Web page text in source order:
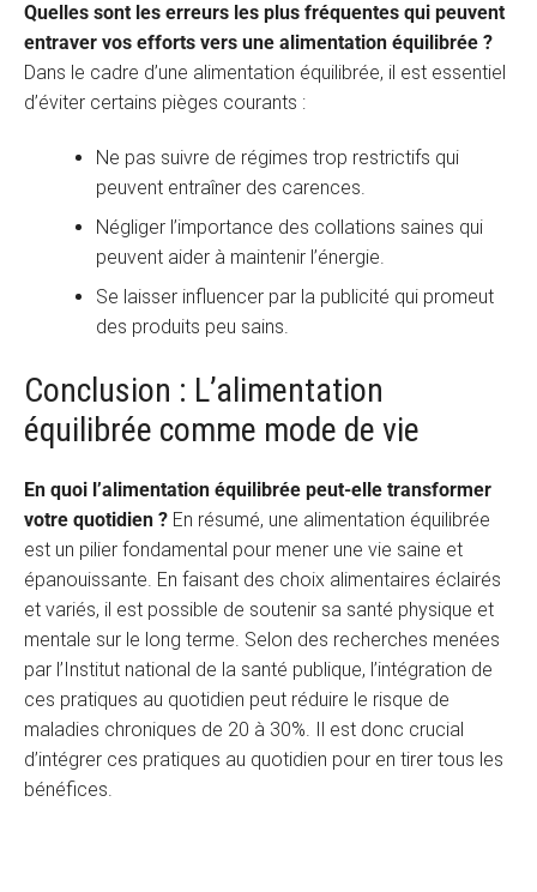
Quelles sont les erreurs les plus fréquentes qui peuvent
entraver vos efforts vers une alimentation équilibrée ?
Dans le cadre d’une alimentation équilibrée, il est essentiel
d’éviter certains pièges courants :
Ne pas suivre de régimes trop restrictifs qui
peuvent entraîner des carences.
Négliger l’importance des collations saines qui
peuvent aider à maintenir l’énergie.
Se laisser influencer par la publicité qui promeut
des produits peu sains.
Conclusion : L’alimentation
équilibrée comme mode de vie
En quoi l’alimentation équilibrée peut-elle transformer
votre quotidien ? En résumé, une alimentation équilibrée
est un pilier fondamental pour mener une vie saine et
épanouissante. En faisant des choix alimentaires éclairés
et variés, il est possible de soutenir sa santé physique et
mentale sur le long terme. Selon des recherches menées
par l’Institut national de la santé publique, l’intégration de
ces pratiques au quotidien peut réduire le risque de
maladies chroniques de 20 à 30%. Il est donc crucial
d’intégrer ces pratiques au quotidien pour en tirer tous les
bénéfices.